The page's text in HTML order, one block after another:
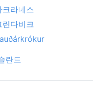
크라네스
린다비크
란드